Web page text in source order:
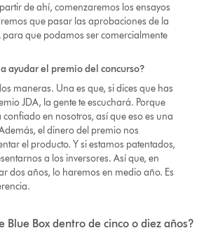
de ahí, comenzaremos los ensayos
que pasar las aprobaciones de la
para que podamos ser comercialmente
ayudar el premio del concurso?
maneras. Una es que, si dices que has
JDA, la gente te escuchará. Porque
en nosotros, así que eso es una
el dinero del premio nos
el producto. Y si estamos patentados,
a los inversores. Así que, en
dos años, lo haremos en medio año. Es
Blue Box dentro de cinco o diez años?